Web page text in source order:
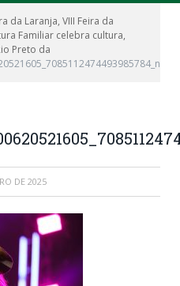
da Laranja, VIII Feira da
Familiar celebra cultura,
Preto da
DE 2025